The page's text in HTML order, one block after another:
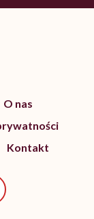
O nas
Kontakt